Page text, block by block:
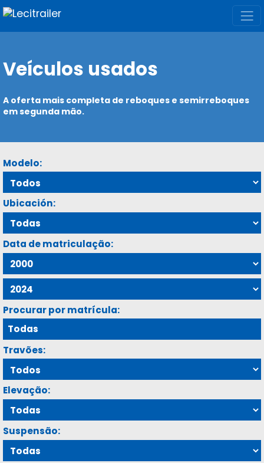
Veículos usados
A oferta mais completa de reboques e semirreboques
em segunda mão.
Modelo:
Ubicación:
Data de matriculação:
Procurar por matrícula:
Travões:
Elevação:
Suspensão: